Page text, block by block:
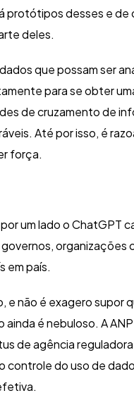
protótipos desses e
deles.
que possam ser
para se obter
de cruzamento de
Até por isso, é
força.
um lado o ChatGPT
em país.
não é exagero supor
é nebuloso. A
de agência
do uso de